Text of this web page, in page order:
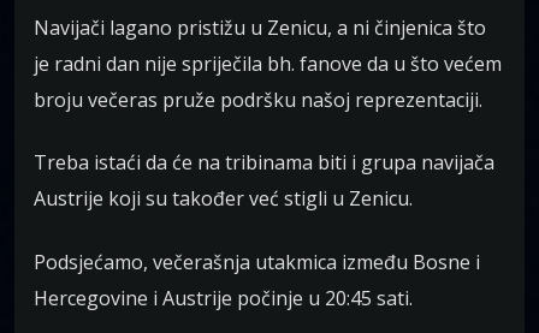
Navijači lagano pristižu u Zenicu, a ni činjenica što
je radni dan nije spriječila bh. fanove da u što većem
broju večeras pruže podršku našoj reprezentaciji.
Treba istaći da će na tribinama biti i grupa navijača
Austrije koji su također već stigli u Zenicu.
Podsjećamo, večerašnja utakmica između Bosne i
Hercegovine i Austrije počinje u 20:45 sati.